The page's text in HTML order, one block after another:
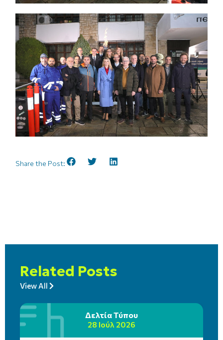
Share the Post:
Related Posts
View All
Δελτία Τύπου
28 Ιούλ 2026